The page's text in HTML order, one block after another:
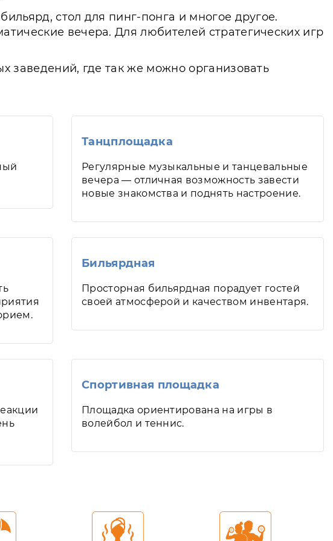
стол для пинг-понга и многое другое.
вечера. Для любителей стратегических игр
заведений, где так же можно организовать
Танцплощадка
Регулярные музыкальные и танцевальные
вечера — отличная возможность завести
новые знакомства и поднять настроение.
Бильярдная
Просторная бильярдная порадует гостей
своей атмосферой и качеством инвентаря.
Спортивная площадка
Площадка ориентирована на игры в
волейбол и теннис.